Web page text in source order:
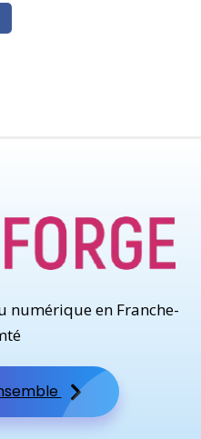
numérique en Franche-